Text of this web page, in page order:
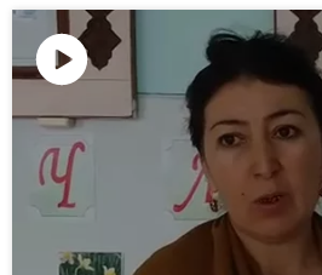
Воспроизвести
видео